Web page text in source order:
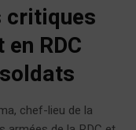
critiques
RDC
chef-lieu de la